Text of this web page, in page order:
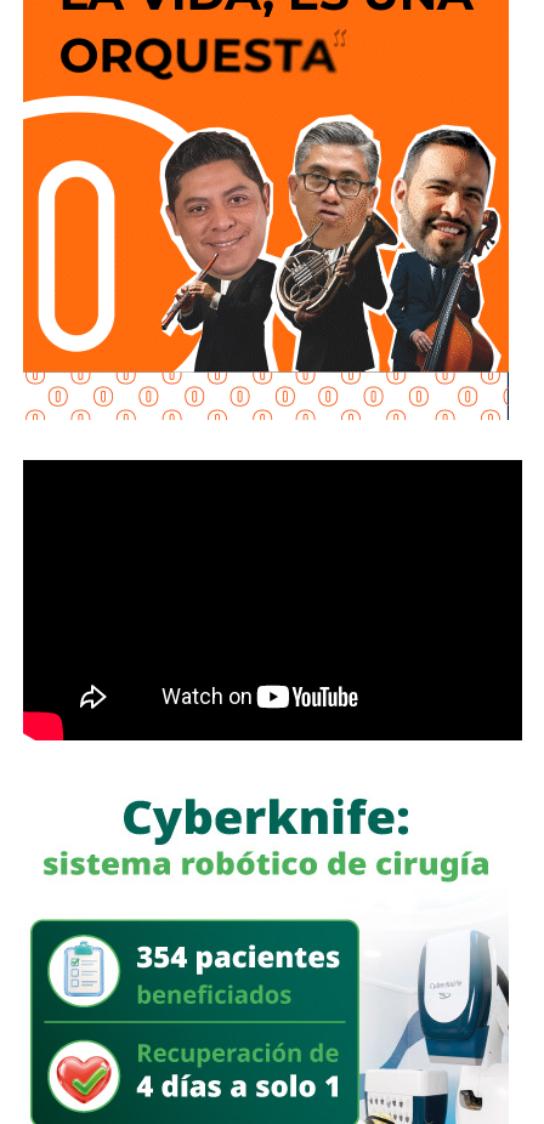
Explicó que la propuesta se desarrolla en dos vertientes
principales: e stablecer de manera objetiva
determinadas conductas evasivas del deudor
alimentario
y penalizar la coparticipación de terceras
personas que, con conocimiento de la obligación
existente, contribuyan a impedir su cumplimiento.
La diputada María Dolores Robles Chairez destacó que la
modificación busca brindar mayores herramientas jurídicas
para proteger el derecho de niñas, niños y demás
personas acreedoras alimentarias, evitando que
maniobras de carácter patrimonial sean utilizadas para
establecidas por la autoridad judicial.
durante periodos relacionados con procesos familiares y
la transferencia de bienes a familiares o personas de
confianza que actúan como titulares aparentes.
delito de incumplimiento de las obligaciones de
asistencia familiar quien se coloque intencionalmente en
estado de insolvencia con el propósito de eludir el
cumplimiento de las obligaciones alimentarias
establecidas por la ley.